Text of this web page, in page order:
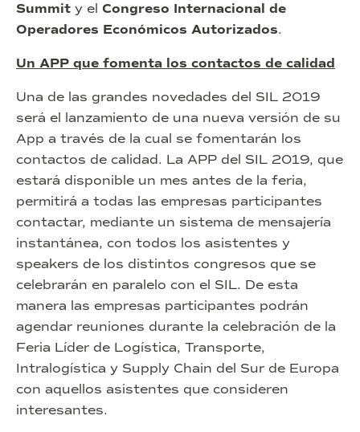
Summit y el Congreso Internacional de
Operadores Económicos Autorizados.
Un APP que fomenta los contactos de calidad
Una de las grandes novedades del SIL 2019
será el lanzamiento de una nueva versión de su
App a través de la cual se fomentarán los
contactos de calidad. La APP del SIL 2019, que
estará disponible un mes antes de la feria,
permitirá a todas las empresas participantes
contactar, mediante un sistema de mensajería
instantánea, con todos los asistentes y
speakers de los distintos congresos que se
celebrarán en paralelo con el SIL. De esta
manera las empresas participantes podrán
agendar reuniones durante la celebración de la
Feria Líder de Logística, Transporte,
Intralogística y Supply Chain del Sur de Europa
con aquellos asistentes que consideren
interesantes.